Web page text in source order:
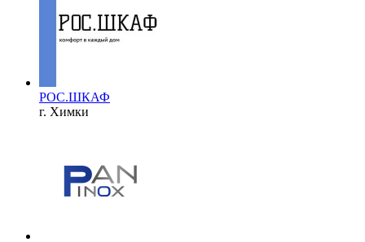
РОС.ШКАФ
г. Химки